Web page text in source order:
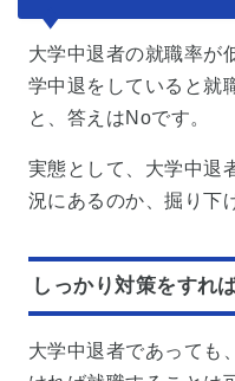
大学中退者の就職率が
学中退をしていると就
と、答えはNoです。
実態として、大学中退
況にあるのか、掘り下
しっかり対策をすれ
大学中退者であっても